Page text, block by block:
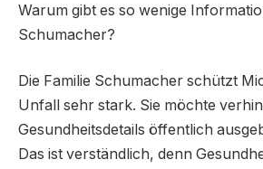
Warum gibt es so wenige
Schumacher?
Die Familie Schumacher schützt
Unfall sehr stark. Sie möchte
Gesundheitsdetails öffentlich
Das ist verständlich, denn